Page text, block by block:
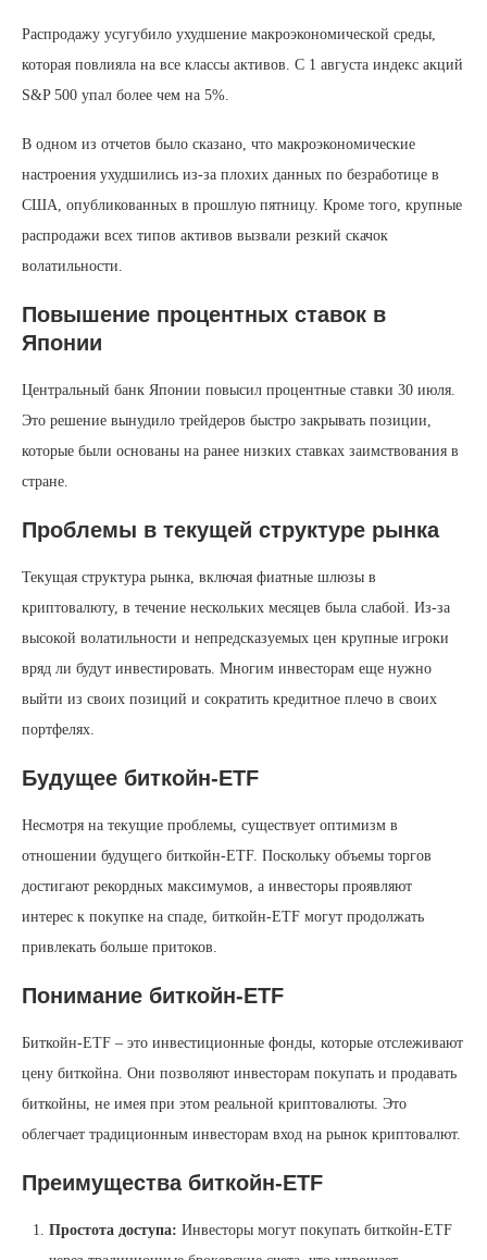
Распродажу усугубило ухудшение макроэкономической среды,
которая повлияла на все классы активов. С 1 августа индекс акций
S&P 500 упал более чем на 5%.
В одном из отчетов было сказано, что макроэкономические
настроения ухудшились из-за плохих данных по безработице в
США, опубликованных в прошлую пятницу. Кроме того, крупные
распродажи всех типов активов вызвали резкий скачок
волатильности.
Повышение процентных ставок в
Японии
Центральный банк Японии повысил процентные ставки 30 июля.
Это решение вынудило трейдеров быстро закрывать позиции,
которые были основаны на ранее низких ставках заимствования в
стране.
Проблемы в текущей структуре рынка
Текущая структура рынка, включая фиатные шлюзы в
криптовалюту, в течение нескольких месяцев была слабой. Из-за
высокой волатильности и непредсказуемых цен крупные игроки
вряд ли будут инвестировать. Многим инвесторам еще нужно
выйти из своих позиций и сократить кредитное плечо в своих
портфелях.
Будущее биткойн-ETF
Несмотря на текущие проблемы, существует оптимизм в
отношении будущего биткойн-ETF. Поскольку объемы торгов
достигают рекордных максимумов, а инвесторы проявляют
интерес к покупке на спаде, биткойн-ETF могут продолжать
привлекать больше притоков.
Понимание биткойн-ETF
Биткойн-ETF – это инвестиционные фонды, которые отслеживают
цену биткойна. Они позволяют инвесторам покупать и продавать
биткойны, не имея при этом реальной криптовалюты. Это
облегчает традиционным инвесторам вход на рынок криптовалют.
Преимущества биткойн-ETF
Простота доступа: Инвесторы могут покупать биткойн-ETF